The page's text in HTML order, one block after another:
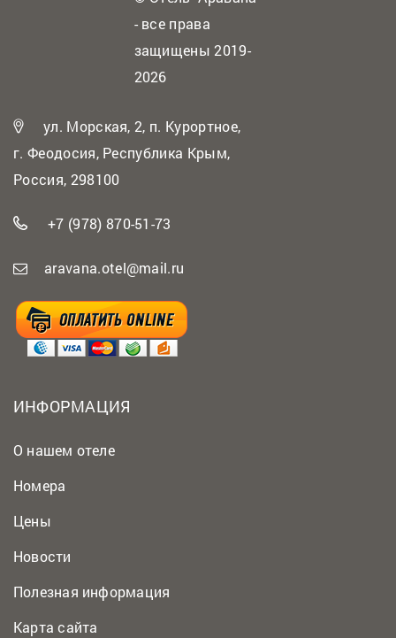
- все права
защищены 2019-
2026
ул. Морская, 2, п. Курортное,
г. Феодосия, Республика Крым,
Россия, 298100
+7 (978) 870-51-73
aravana.otel@mail.ru
ИНФОРМАЦИЯ
О нашем отеле
Номера
Цены
Новости
Полезная информация
Карта сайта